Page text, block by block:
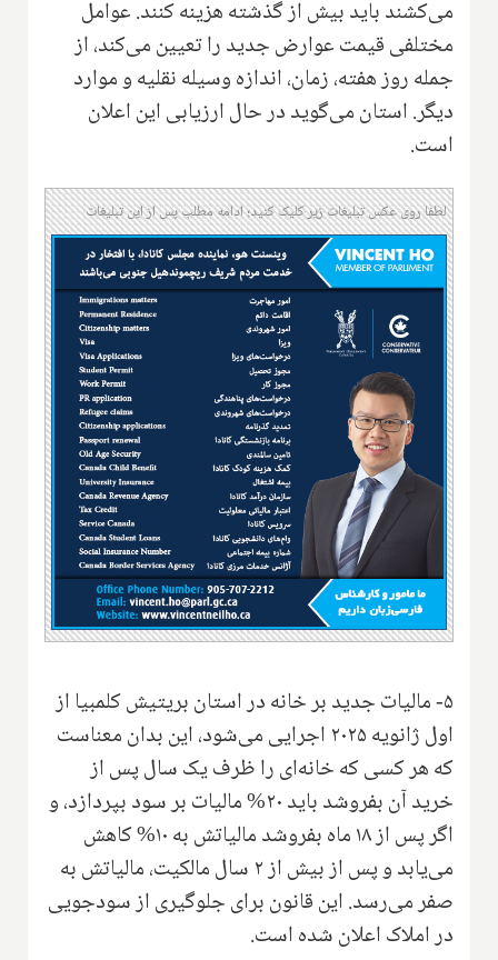
می‌کشند باید بیش از گذشته هزینه کنند. عوامل
مختلفی قیمت عوارض جدید را تعیین می‌کند، از
جمله روز هفته، زمان، اندازه وسیله نقلیه و موارد
دیگر. استان می‌گوید در حال ارزیابی این اعلان
است.
لطفا روی عکس تبلیغات زیر کلیک کنید؛ ادامه مطلب پس از این تبلیغات
۵- مالیات جدید بر خانه در استان بریتیش کلمبیا از
اول ژانویه ۲۰۲۵ اجرایی می‌شود، این بدان معناست
که هر کسی که خانه‌ای را ظرف یک سال پس از
خرید آن بفروشد باید ۲۰% مالیات بر سود بپردازد، و
اگر پس از ۱۸ ماه بفروشد مالیاتش به ۱۰% کاهش
می‌یابد و پس از بیش از ۲ سال مالکیت، مالیاتش به
صفر می‌رسد. این قانون برای جلوگیری از سودجویی
در املاک اعلان شده است.